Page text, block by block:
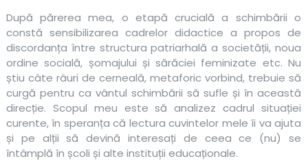
După părerea mea, o etapă crucială a schimbării o
constă sensibilizarea cadrelor didactice a propos de
discordanța între structura patriarhală a societății, noua
ordine socială, șomajului și sărăciei feminizate etc. Nu
știu câte râuri de cerneală, metaforic vorbind, trebuie să
curgă pentru ca vântul schimbării să sufle și în această
direcție. Scopul meu este să analizez cadrul situației
curente, în speranța că lectura cuvintelor mele îi va ajuta
și pe alții să devină interesați de ceea ce (nu) se
întâmplă în școli și alte instituții educaționale.